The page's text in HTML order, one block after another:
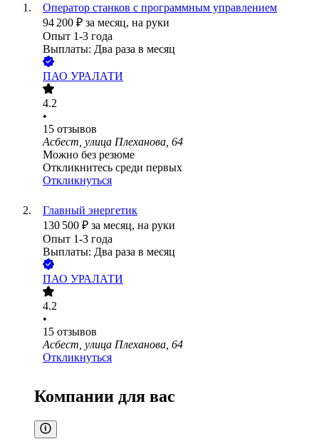
Оператор станков с программным управлением
94 200 ₽ за месяц, на руки
Опыт 1-3 года
Выплаты: Два раза в месяц
ПАО УРАЛАТИ
4.2
•
15 отзывов
Асбест, улица Плеханова, 64
Можно без резюме
Откликнитесь среди первых
Откликнуться
Главный энергетик
130 500 ₽ за месяц, на руки
Опыт 1-3 года
Выплаты: Два раза в месяц
ПАО УРАЛАТИ
4.2
•
15 отзывов
Асбест, улица Плеханова, 64
Откликнуться
Компании для вас